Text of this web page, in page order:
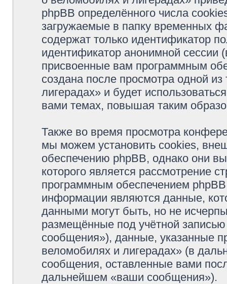
phpBB определённого числа
загружаемые в папку временных
содержат только идентификатор
идентификатор анонимной сессии
присвоенные вам программным
создана после просмотра одной
лигерадах» и будет
вами темах, повышая таким
Также во время просмотра
мы можем установить cookies,
обеспечению phpBB, однако они
которого является рассмотрение
программным обеспечением
информации являются данные,
данными могут быть, но не
размещённые под учётной
сообщения»), данные, указанные
веломобилях и лигерадах» (в
сообщения, оставленные вами
дальнейшем «ваши сообщения»).